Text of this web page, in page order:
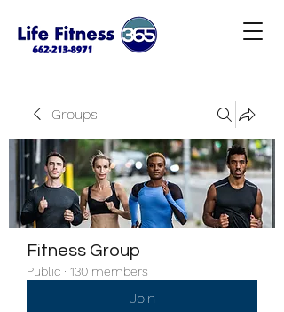
Groups
Fitness Group
Public · 130 members
Join